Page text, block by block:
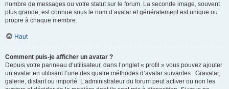
nombre de messages ou votre statut sur le forum. La seconde image, souvent
plus grande, est connue sous le nom d’avatar et généralement est unique ou
propre à chaque membre.
Haut
Comment puis-je afficher un avatar ?
Depuis votre panneau d’utilisateur, dans l’onglet « profil » vous pouvez ajouter
un avatar en utilisant l’une des quatre méthodes d’avatar suivantes : Gravatar,
galerie, distant ou importé. L’administrateur du forum peut activer ou non les